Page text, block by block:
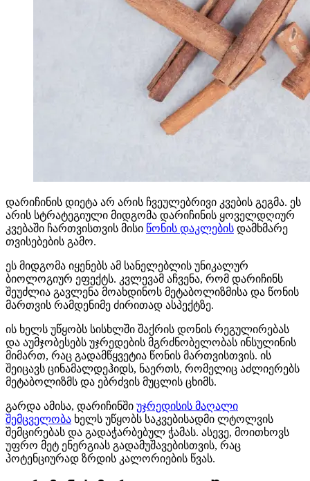
დარიჩინის დიეტა არ არის ჩვეულებრივი კვების გეგმა. ეს
არის სტრატეგიული მიდგომა დარიჩინის ყოველდღიურ
კვებაში ჩართვისთვის მისი წონის დაკლების დამხმარე
თვისებების გამო.
ეს მიდგომა იყენებს ამ სანელებლის უნიკალურ
ბიოლოგიურ ეფექტს. კვლევამ აჩვენა, რომ დარიჩინს
შეუძლია გავლენა მოახდინოს მეტაბოლიზმისა და წონის
მართვის რამდენიმე ძირითად ასპექტზე.
ის ხელს უწყობს სისხლში შაქრის დონის რეგულირებას
და აუმჯობესებს უჯრედების მგრძნობელობას ინსულინის
მიმართ, რაც გადამწყვეტია წონის მართვისთვის. ის
შეიცავს ცინამალდეჰიდს, ნაერთს, რომელიც აძლიერებს
მეტაბოლიზმს და ებრძვის მუცლის ცხიმს.
გარდა ამისა, დარიჩინში უჯრედისის მაღალი
შემცველობა ხელს უწყობს საკვებისადმი ლტოლვის
შემცირებას და გადაჭარბებულ ჭამას. ასევე, მოითხოვს
უფრო მეტ ენერგიას გადამუშავებისთვის, რაც
პოტენციურად ზრდის კალორიების წვას.